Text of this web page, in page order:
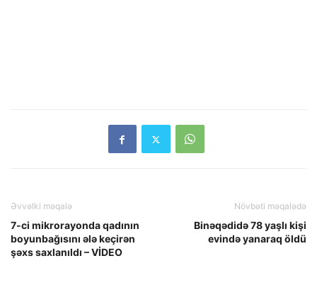
Əvvəlki məqalə
7-ci mikrorayonda qadının
boyunbağısını ələ keçirən
şəxs saxlanıldı – VİDEO
Növbəti məqalədə
Binəqədidə 78 yaşlı kişi
evində yanaraq öldü